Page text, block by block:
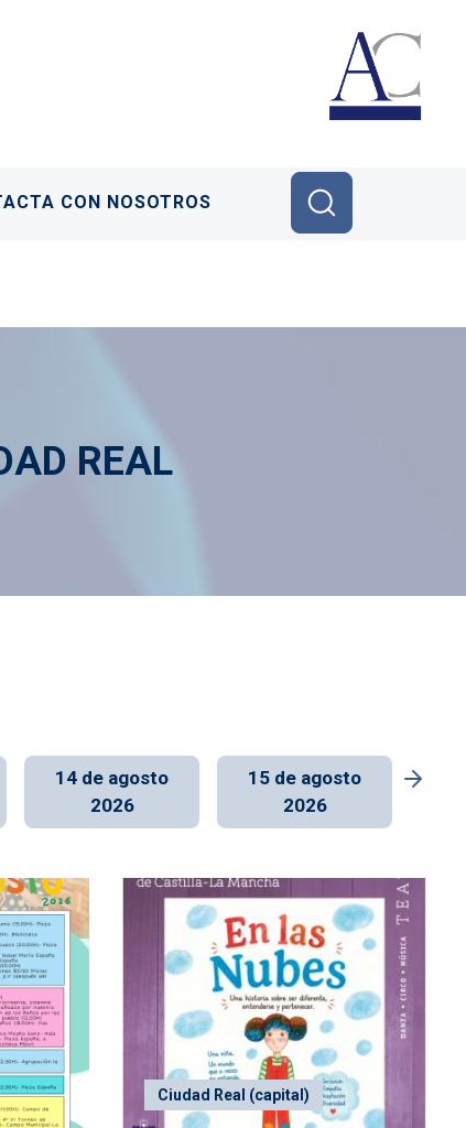
CON NOSOTROS
REAL
14 de agosto
2026
15 de agosto
2026
Ciudad Real (capital)